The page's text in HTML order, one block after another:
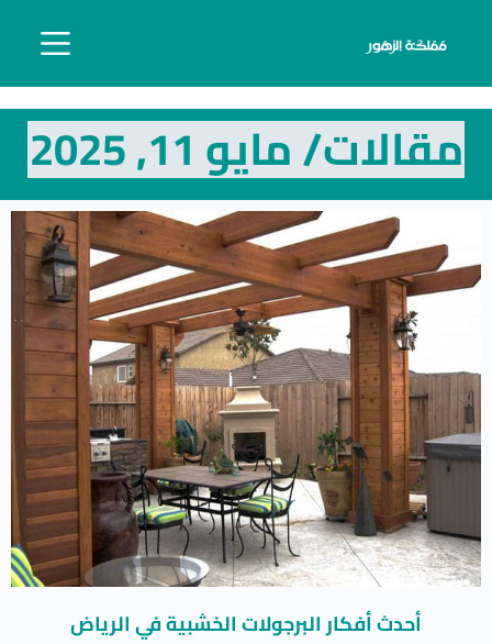
مقالات/ مايو 11, 2025
أحدث أفكار البرجولات الخشبية في الرياض